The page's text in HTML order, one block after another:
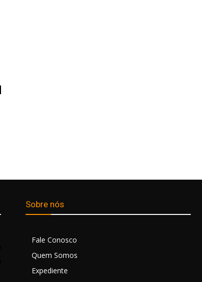
Sobre nós
Fale Conosco
Quem Somos
Expediente